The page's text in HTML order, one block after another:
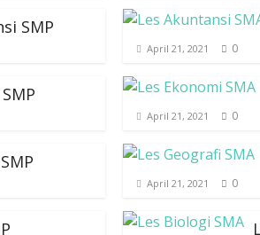
SMP
April 21, 2021 0
April 21, 2021 0
April 21, 2021 0